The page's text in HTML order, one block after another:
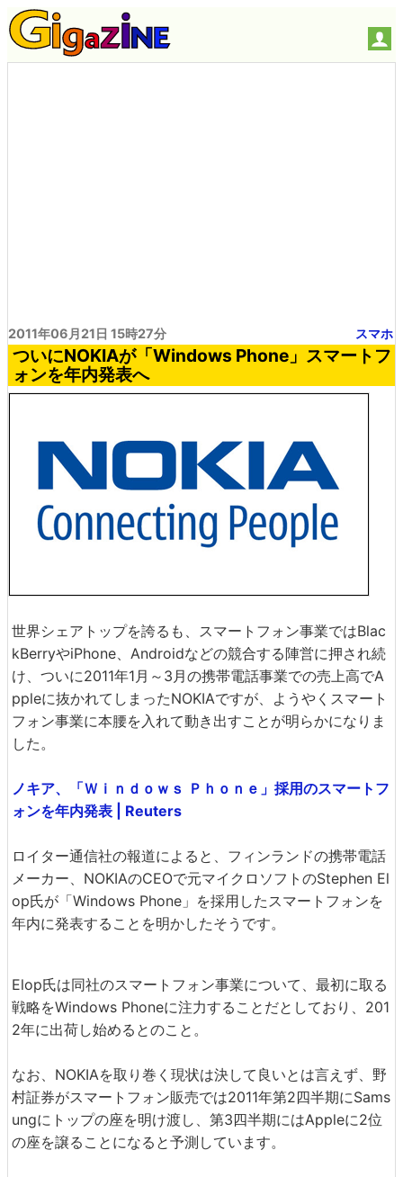
2011年06月21日 15時27分 スマホ
ついにNOKIAが「Windows Phone」スマートフ
ォンを年内発表へ
世界シェアトップを誇るも、スマートフォン事業ではBlac
kBerryやiPhone、Androidなどの競合する陣営に押され続
け、ついに2011年1月～3月の携帯電話事業での売上高でA
ppleに抜かれてしまったNOKIAですが、ようやくスマート
フォン事業に本腰を入れて動き出すことが明らかになりま
した。
ノキア、「Ｗｉｎｄｏｗｓ Ｐｈｏｎｅ」採用のスマートフ
ォンを年内発表 | Reuters
ロイター通信社の報道によると、フィンランドの携帯電話
メーカー、NOKIAのCEOで元マイクロソフトのStephen El
op氏が「Windows Phone」を採用したスマートフォンを
年内に発表することを明かしたそうです。
Elop氏は同社のスマートフォン事業について、最初に取る
戦略をWindows Phoneに注力することだとしており、201
2年に出荷し始めるとのこと。
なお、NOKIAを取り巻く現状は決して良いとは言えず、野
村証券がスマートフォン販売では2011年第2四半期にSams
ungにトップの座を明け渡し、第3四半期にはAppleに2位
の座を譲ることになると予測しています。